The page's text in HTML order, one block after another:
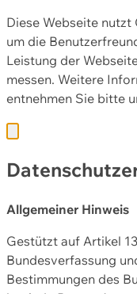
Diese Webseite nutzt
um die
Leistung der
messen. Weitere
entnehmen Sie bitte
Allgemeiner Hinweis
Gestützt auf Artikel
Bundesverfassung
Bestimmungen des